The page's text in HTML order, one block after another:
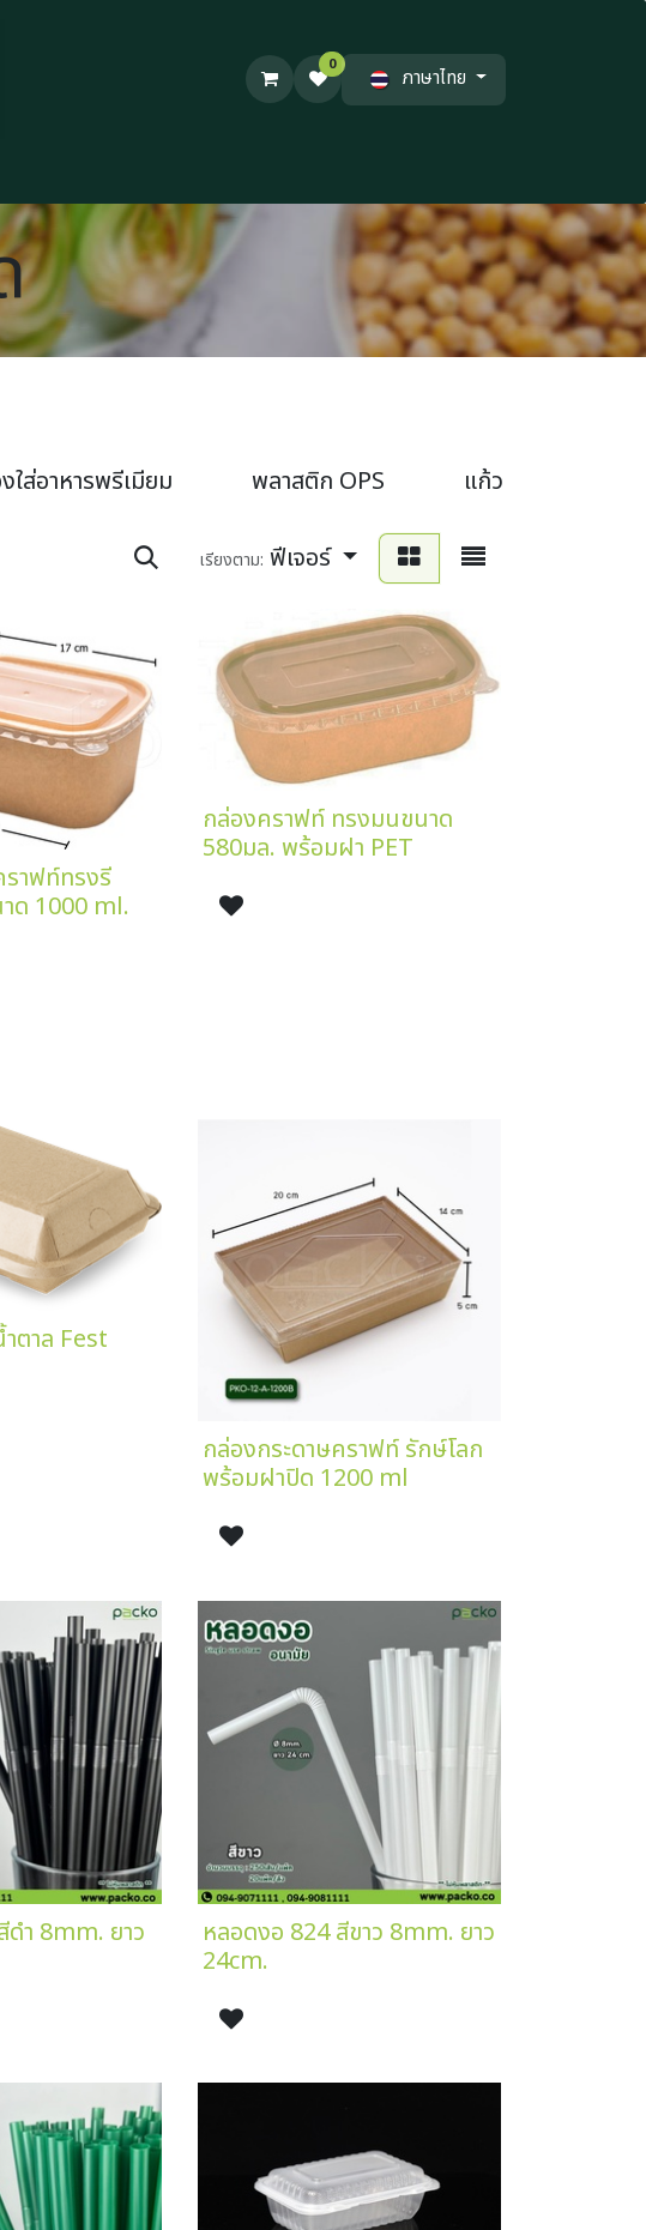
0
ภาษาไทย
ใส่อาหารพรีเมียม พลาสติก OPS แก้วน้ำ / แก้วกาแฟ
เรียงตาม: ฟีเจอร์
าฟท์ทรงรี
ด 1000 ml.
กล่องคราฟท์ ทรงมนขนาด
580มล. พร้อมฝา PET
ตาล Fest
กล่องกระดาษคราฟท์ รักษ์โลก
พร้อมฝาปิด 1200 ml
ำ 8mm. ยาว
หลอดงอ 824 สีขาว 8mm. ยาว
24cm.